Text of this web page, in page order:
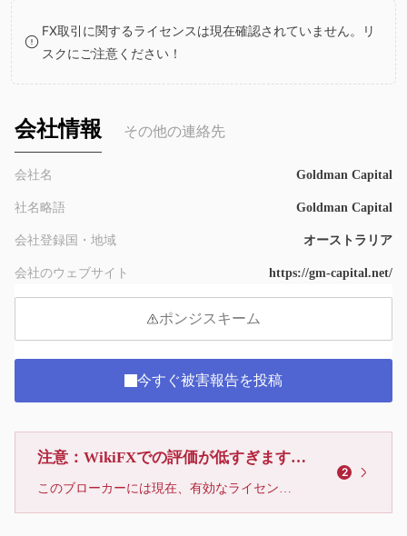
5
6
7
6
7
FX取引に関するライセンスは現在確認されていません。リ
スクにご注意ください！
会社情報 その他の連絡先
会社名 Goldman Capital
社名略語 Goldman Capital
会社登録国・地域 オーストラリア
会社のウェブサイト https://gm-capital.net/
ポンジスキーム
今すぐ被害報告を投稿
注意：WikiFXでの評価が低すぎます、利用しないでください
このブローカーには現在、有効なライセンスが確認されていません。リスクにご注意下さい！
2